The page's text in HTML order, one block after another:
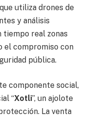
utiliza drones de
y análisis
tiempo real zonas
el compromiso con
pública.
componente social,
“Xotli”, un ajolote
La venta